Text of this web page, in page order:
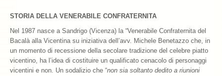
STORIA DELLA VENERABILE CONFRATERNITA
Nel 1987 nasce a Sandrigo (Vicenza) la “Venerabile Confraternita del
Bacalà alla Vicentina su iniziativa dell’avv. Michele Benetazzo che, in
un momento di recessione della secolare tradizione del celebre piatto
vicentino, ha l’idea di costituire un qualificato cenacolo di personaggi
vicentini e non. Un sodalizio che “non sia soltanto dedito a riunioni